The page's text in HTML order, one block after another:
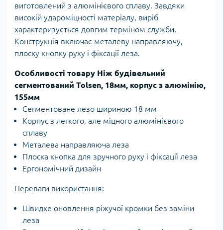
виготовлений з алюмінієвого сплаву. Завдяки
високій удароміцності матеріалу, виріб
характеризується довгим терміном служби.
Конструкція включає металеву направляючу,
плоску кнопку руху і фіксації леза.
Особливості товару Ніж будівельний
сегментований Tolsen, 18мм, корпус з алюмінію,
155мм
Сегментоване лезо шириною 18 мм
Корпус з легкого, але міцного алюмінієвого
сплаву
Металева направляюча леза
Плоска кнопка для зручного руху і фіксації леза
Ергономічний дизайн
Переваги використання:
Швидке оновлення ріжучої кромки без заміни
леза